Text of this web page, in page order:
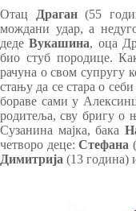
Отац Драган(55
мождани удар, а
дедеВукашина, оца
био стуб породице.
рачуна о свом супругу
стању да се стара о
бораве сами у
родитеља, сву бригу о
Сузанина мајка, бака
четворо деце:Стефана
Димитрија (13 година)